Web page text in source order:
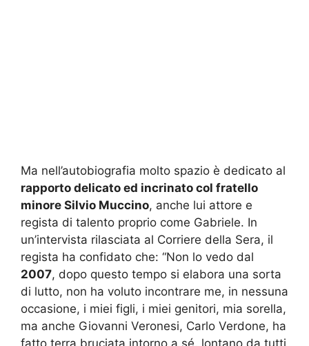
Ma nell’autobiografia molto spazio è dedicato al
rapporto delicato ed incrinato col fratello
minore Silvio Muccino, anche lui attore e
regista di talento proprio come Gabriele. In
un’intervista rilasciata al Corriere della Sera, il
regista ha confidato che: “Non lo vedo dal
2007, dopo questo tempo si elabora una sorta
di lutto, non ha voluto incontrare me, in nessuna
occasione, i miei figli, i miei genitori, mia sorella,
ma anche Giovanni Veronesi, Carlo Verdone, ha
fatto terra bruciata intorno a sé, lontano da tutti